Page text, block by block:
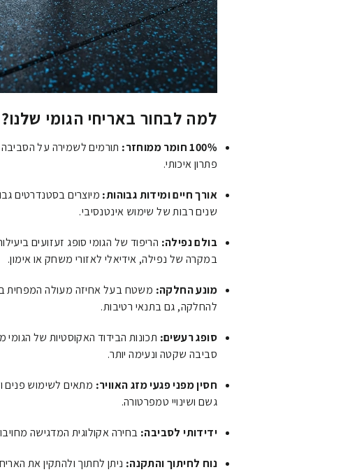
למה לבחור באריחי הגומי שלנו?
100% חומר ממוחזר:
תורמים לשמירה על
פתרון איכותי.
אורך חיים ומידות גבוהות: מיוצרים בסטנדרטים
שנים רבות של שימוש אינטנסיבי.
בולם נפילה: הריפוד של הגומי סופג זעזועים
במקרה של נפילה, אידיאלי לאזורי משחק או אימון.
מונע החלקה: משטח בעל אחיזה מעולה המפחית
להחלקה, גם בתנאי רטיבות.
סופג רעשים: תכונות הבידוד האקוסטיות של
סביבה שקטה ונעימה יותר.
חסין מפני פגעי מזג האוויר: מתאים לשימוש פנים
גשם ושינויי טמפרטורה.
ידידותי לסביבה: בחירה אקולוגית המדגישה
נוח לחיתוך והתקנה: ניתן לחתוך ולהתקין את